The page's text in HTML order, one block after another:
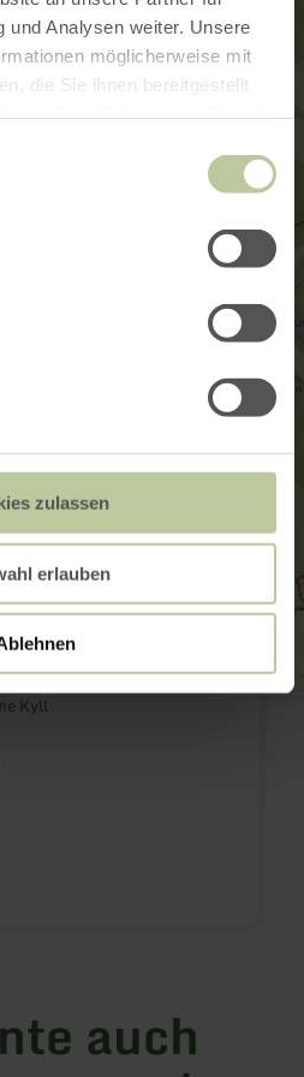
und Analysen weiter. Unsere
möglicherweise mit
die Sie ihnen bereitgestellt
zulassen
erlauben
Kyll
auch